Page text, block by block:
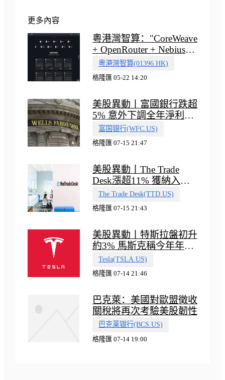
更多內容
粵港灣智算："CoreWeave
+ OpenRouter + Nebius"
多向融合的中國智算新範
式
粵港灣智算(01396.HK)
格隆匯 05-22 14:20
美股異動丨富國銀行跌超
5% 意外下調全年淨利息
收入指引
富国银行(WFC.US)
格隆匯 07-15 21:47
美股異動丨The Trade
Desk漲超11% 獲納入標
普500指數
The Trade Desk(TTD.US)
格隆匯 07-15 21:43
美股異動丨特斯拉盤初升
約3% 馬斯克稱今年年底
會有‘史詩級震撼’的演示
Tesla(TSLA.US)
格隆匯 07-14 21:46
巴克萊：美國對歐盟徵收
關稅將再次考驗美股韌性
巴克莱银行(BCS.US)
格隆匯 07-14 19:00